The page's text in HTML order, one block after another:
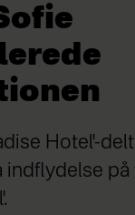
Hotel'-
indflydelse på